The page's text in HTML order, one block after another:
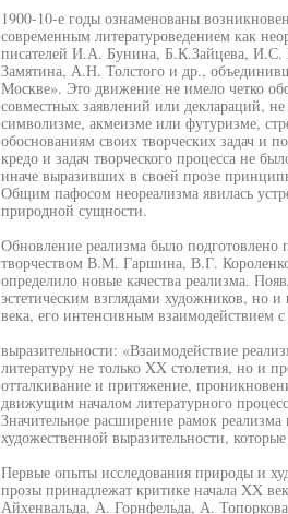
1900-10-е годы ознаменованы
современным литературоведением как
писателей И.А. Бунина, Б.К.Зайцева,
Замятина, А.Н. Толстого и др.,
Москве». Это движение не имело четко
совместных заявлений или деклараций,
символизме, акмеизме или футуризме,
обоснованиям своих творческих задач и
кредо и задач творческого процесса не
иначе выразивших в своей прозе
Общим пафосом неореализма явилась
природной сущности.
Обновление реализма было
творчеством В.М. Гаршина, В.Г.
определило новые качества реализма.
эстетическим взглядами художников, но
века, его интенсивным взаимодействием
выразительности: «Взаимодействие
литературу не только XX столетия, но и
отталкивание и притяжение,
движущим началом литературного
Значительное расширение рамок
художественной выразительности,
Первые опыты исследования природы и
прозы принадлежат критике начала XX
Айхенвальда, А. Горнфельда, А.